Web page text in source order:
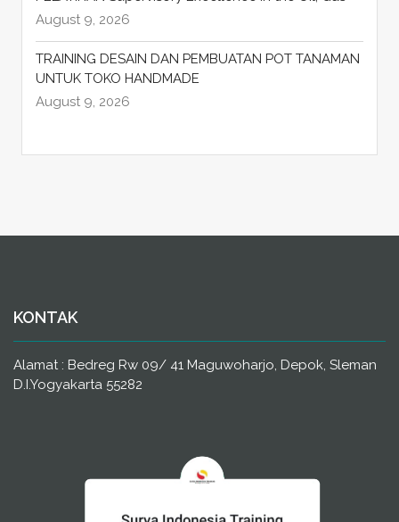
August 9, 2026
TRAINING DESAIN DAN PEMBUATAN POT TANAMAN
UNTUK TOKO HANDMADE
August 9, 2026
KONTAK
Alamat : Bedreg Rw 09/ 41 Maguwoharjo, Depok, Sleman
D.I.Yogyakarta 55282